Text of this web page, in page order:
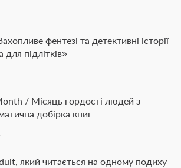
фентезі та детективні історії
підлітків»
/ Місяць гордості людей з
добірка книг
який читається на одному подиху